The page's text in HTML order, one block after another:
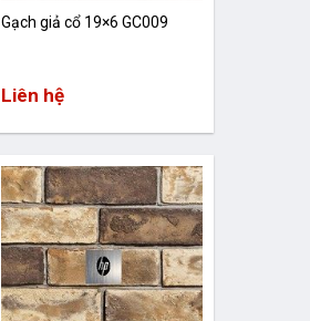
Gạch giả cổ 19×6 GC009
Liên hệ